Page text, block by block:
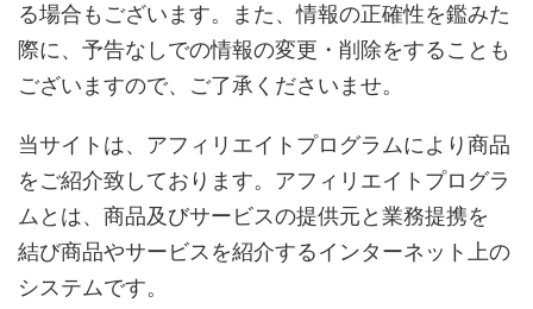
る場合もございます。また、情報の正確性を鑑みた
際に、予告なしでの情報の変更・削除をすることも
ございますので、ご了承くださいませ。
当サイトは、アフィリエイトプログラムにより商品
をご紹介致しております。アフィリエイトプログラ
ムとは、商品及びサービスの提供元と業務提携を
結び商品やサービスを紹介するインターネット上の
システムです。